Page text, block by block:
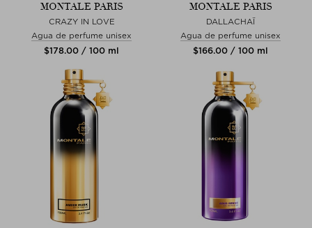
MONTALE PARIS
CRAZY IN LOVE
Agua de perfume unisex
$‌178.00 / 100 ml
MONTALE PARIS
DALLACHAÏ
Agua de perfume unisex
$‌166.00 / 100 ml